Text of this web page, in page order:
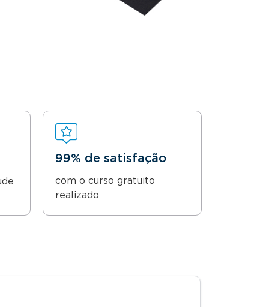
99% de satisfação
com o curso gratuito
realizado